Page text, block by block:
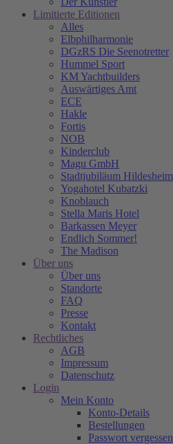
Limitierte Editionen
Alles
Elbphilharmonie
DGzRS Die Seenotretter
Hummel Sport
KM Yachtbuilders
Auswärtiges Amt
ECE
Hakle
Fortis
NOB
Kinderclub
Magu GmbH
Stadtjubiläum Hildesheim
Yogahotel Kubatzki
Knoblauch
Stella Maris Hotel
Barkassen Meyer
Endlich Sommer!
The Madison
Über uns
Über uns
Standorte
FAQ
Presse
Kontakt
Rechtliches
AGB
Impressum
Datenschutz
Login
Mein Konto
Konto-Details
Bestellungen
Passwort vergessen